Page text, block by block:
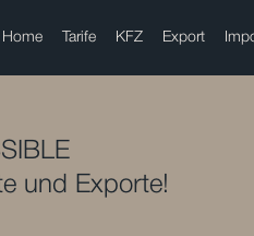
Home Tarife KFZ Export
und Exporte!